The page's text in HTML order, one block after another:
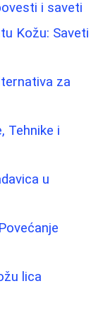
i saveti
Kožu: Saveti
za
Tehnike i
u
lica